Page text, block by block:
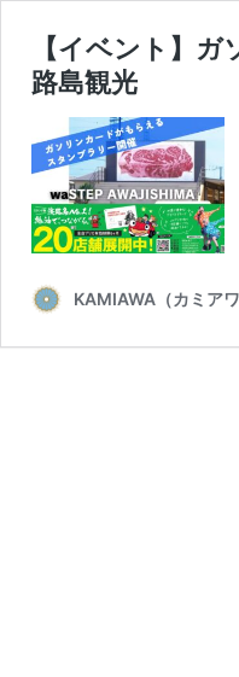
【イベント】
路島観光
KAMIAWA（カミアワ